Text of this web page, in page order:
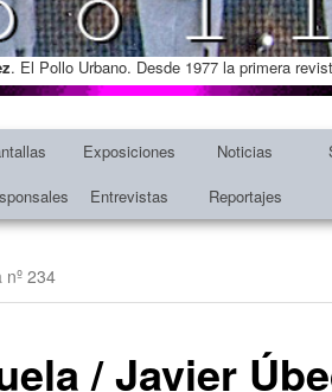
. El Pollo Urbano. Desde 1977 la primera
Exposiciones Noticias
Entrevistas Reportajes
nº 234
/ Javier